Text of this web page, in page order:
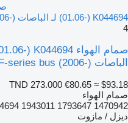
(01.06-) K044694 لـ الباصات Scania K,N,F-series bus (2006-)
4
الباصات Scania K,N,F-series bus (2006-)
TND 273.000 €80.65 ≈ $93.18
صمام الهواء
1943011 1793647 1470942
ديزل / مازوت